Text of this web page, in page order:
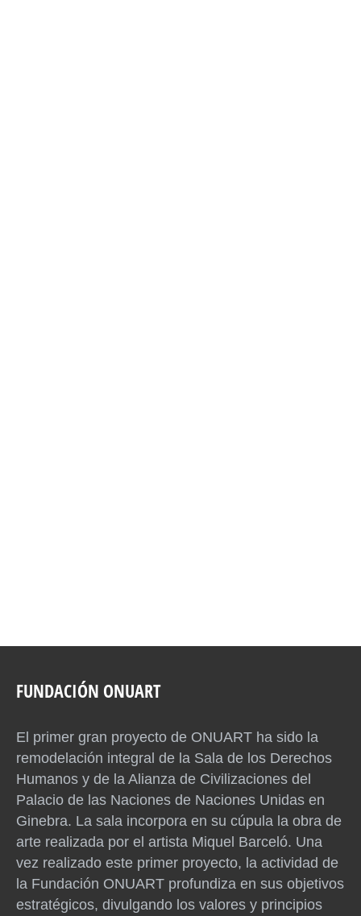
FUNDACIÓN ONUART
El primer gran proyecto de ONUART ha sido la
remodelación integral de la Sala de los Derechos
Humanos y de la Alianza de Civilizaciones del
Palacio de las Naciones de Naciones Unidas en
Ginebra. La sala incorpora en su cúpula la obra de
arte realizada por el artista Miquel Barceló. Una
vez realizado este primer proyecto, la actividad de
la Fundación ONUART profundiza en sus objetivos
estratégicos, divulgando los valores y principios